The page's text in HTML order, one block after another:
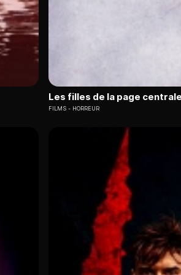
Les filles de la page
FILMS HORREUR